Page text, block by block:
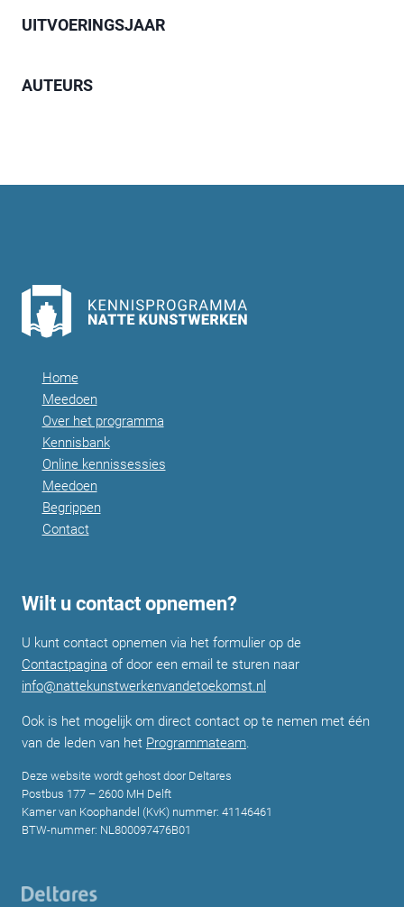
UITVOERINGSJAAR
AUTEURS
Home
Meedoen
Over het programma
Kennisbank
Online kennissessies
Meedoen
Begrippen
Contact
Wilt u contact opnemen?
U kunt contact opnemen via het formulier op de
Contactpagina of door een email te sturen naar
info@nattekunstwerkenvandetoekomst.nl
Ook is het mogelijk om direct contact op te nemen met één
van de leden van het Programmateam.
Deze website wordt gehost door Deltares
Postbus 177 – 2600 MH Delft
Kamer van Koophandel (KvK) nummer: 41146461
BTW-nummer: NL800097476B01